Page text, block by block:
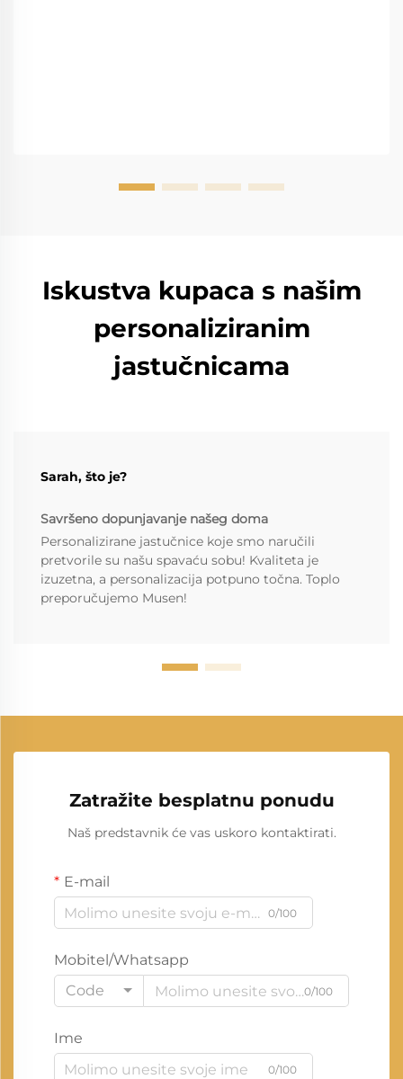
Iskustva kupaca s našim
personaliziranim
jastučnicama
Sarah, što je?
Savršeno dopunjavanje našeg doma
Personalizirane jastučnice koje smo naručili
pretvorile su našu spavaću sobu! Kvaliteta je
izuzetna, a personalizacija potpuno točna. Toplo
preporučujemo Musen!
Zatražite besplatnu ponudu
Naš predstavnik će vas uskoro kontaktirati.
E-mail
0/100
Mobitel/Whatsapp
Code
0/100
Ime
0/100